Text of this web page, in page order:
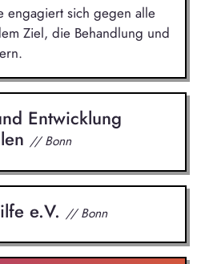
engagiert sich gegen alle
Ziel, die Behandlung und
Entwicklung
// Bonn
e.V. // Bonn